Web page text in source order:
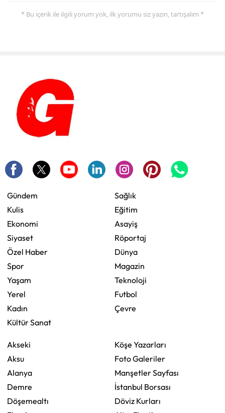
* Bu içerik ile ilgili yorum yok, ilk yorumu siz yazın, tartışalım *
Gündem
Kulis
Ekonomi
Siyaset
Özel Haber
Spor
Yaşam
Yerel
Kadın
Kültür Sanat
Sağlık
Eğitim
Asayiş
Röportaj
Dünya
Magazin
Teknoloji
Futbol
Çevre
Akseki
Aksu
Alanya
Demre
Döşemealtı
Köşe Yazarları
Foto Galeriler
Manşetler Sayfası
İstanbul Borsası
Döviz Kurları